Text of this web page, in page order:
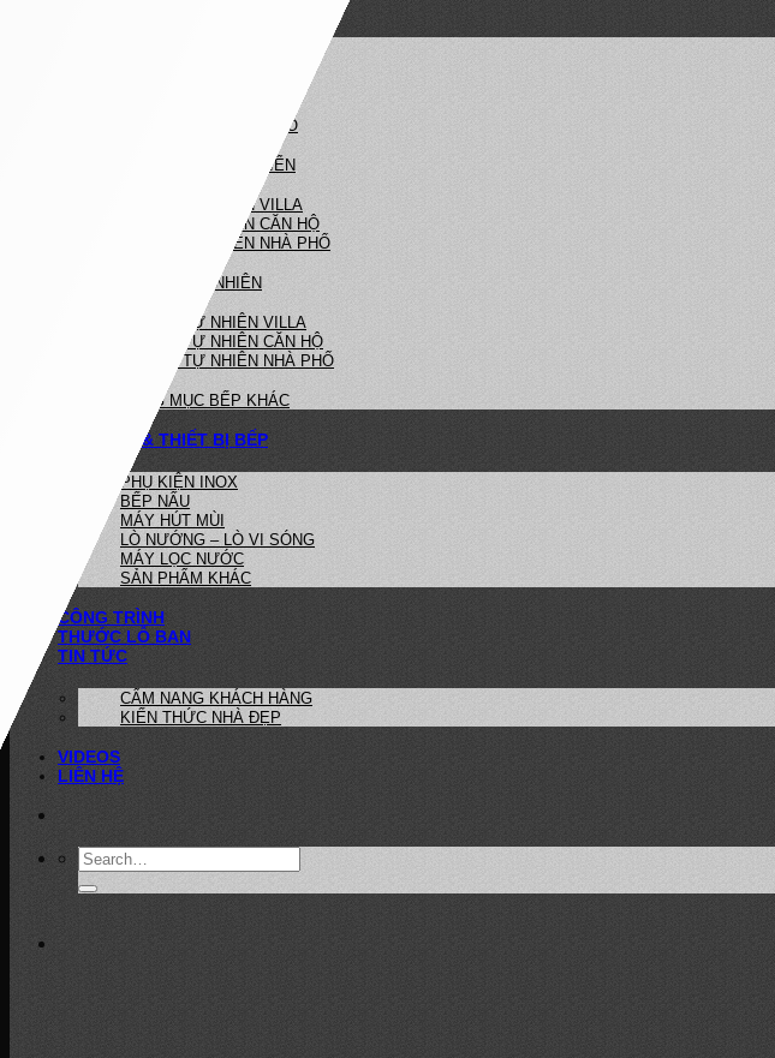
BẾP HIỆN ĐẠI NHÀ PHỐ
NHÀ BẾP TÂN CỔ ĐIỂN
BẾP TÂN CỔ ĐIỂN VILLA
BẾP TÂN CỔ ĐIỂN CĂN HỘ
BẾP TÂN CỔ ĐIỂN NHÀ PHỐ
BẾP GỖ TỰ NHIÊN
BẾP GỖ TỰ NHIÊN VILLA
BẾP GỖ TỰ NHIÊN CĂN HỘ
BẾP GỖ TỰ NHIÊN NHÀ PHỐ
HẠNG MỤC BẾP KHÁC
PHỤ KIỆN & THIẾT BỊ BẾP
PHỤ KIỆN INOX
BẾP NẤU
MÁY HÚT MÙI
LÒ NƯỚNG – LÒ VI SÓNG
MÁY LỌC NƯỚC
SẢN PHẨM KHÁC
CÔNG TRÌNH
THƯỚC LỖ BAN
TIN TỨC
CẨM NANG KHÁCH HÀNG
KIẾN THỨC NHÀ ĐẸP
VIDEOS
LIÊN HỆ